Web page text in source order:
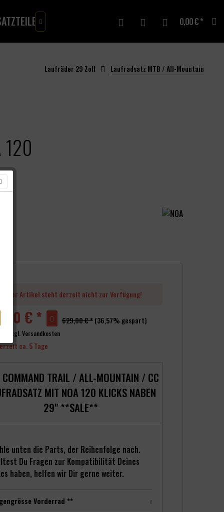
GUTSCHEINE
 0,00 € *
Laufräder 29 Zoll Laufradsatz MTB / All-Mountain
120
Artikel steht derzeit nicht zur Verfügung!
€ * 629,00 € * (36,57% gespart)
zzgl. Versandkosten
ca. 5 Tage
TRAIL / ALL-MOUNTAIN / CC
MIT NOA 120 KLICKS NABEN
29" **SALE**
unten die Parts, der Reihenfolge nach.
Du Fragen zur Kompatibilität Deines
haben, helfen wir Dir gerne weiter.
Vorderrad **